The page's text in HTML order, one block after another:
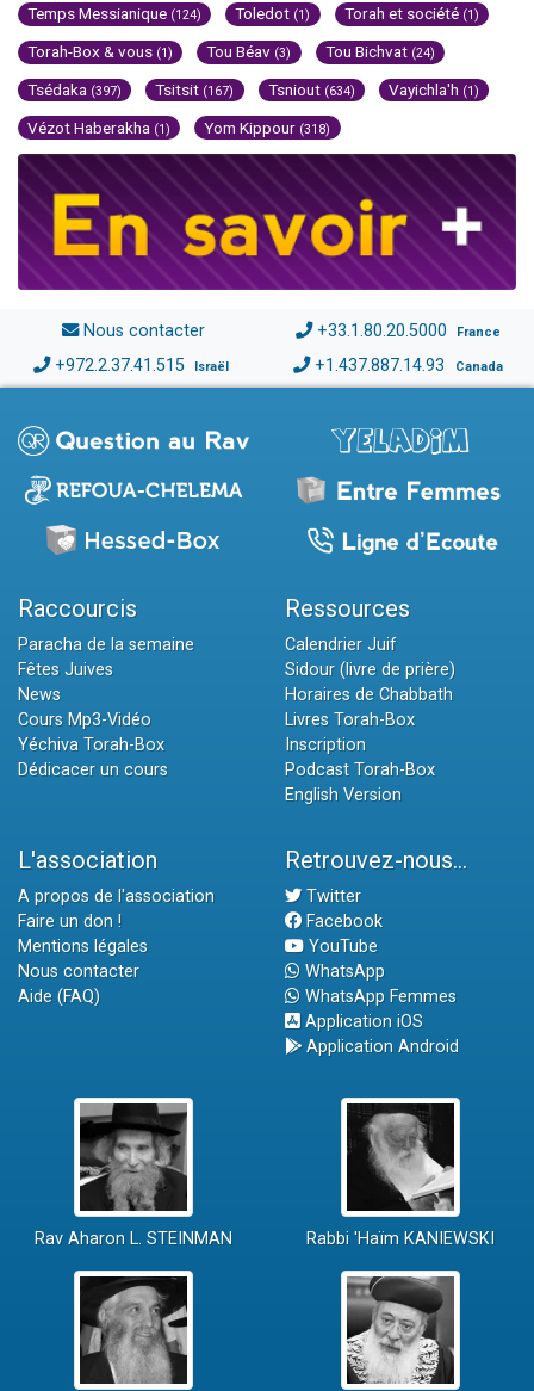
Temps Messianique (124) Toledot (1) Torah et société (1)
Torah-Box & vous (1) Tou Béav (3) Tou Bichvat (24)
Tsédaka (397) Tsitsit (167) Tsniout (634) Vayichla'h (1)
Vézot Haberakha (1) Yom Kippour (318)
Nous contacter +33.1.80.20.5000 France
+972.2.37.41.515 Israël +1.437.887.14.93 Canada
Raccourcis
Paracha de la semaine
Fêtes Juives
News
Cours Mp3-Vidéo
Yéchiva Torah-Box
Dédicacer un cours
Ressources
Calendrier Juif
Sidour (livre de prière)
Horaires de Chabbath
Livres Torah-Box
Inscription
Podcast Torah-Box
English Version
L'association
A propos de l'association
Faire un don !
Mentions légales
Nous contacter
Aide (FAQ)
Retrouvez-nous...
Twitter
Facebook
YouTube
WhatsApp
WhatsApp Femmes
Application iOS
Application Android
Rav Aharon L. STEINMAN Rabbi 'Haïm KANIEWSKI